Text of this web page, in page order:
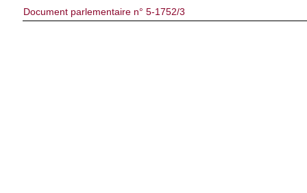
Document parlementaire n° 5-1752/3